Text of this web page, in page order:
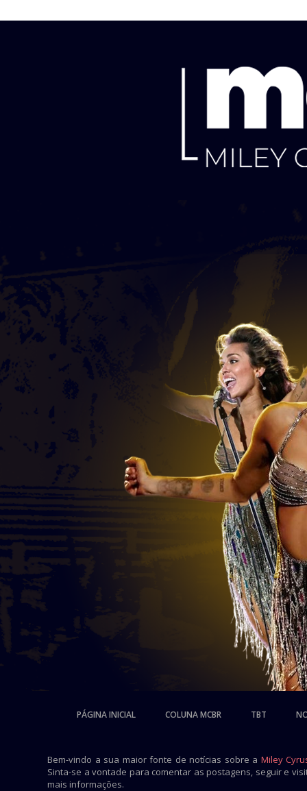
PÁGINA INICIAL COLUNA MCBR TBT
Bem-vindo a sua maior fonte de notícias sobre a Miley
Sinta-se a vontade para comentar as postagens, seguir e
mais informações.